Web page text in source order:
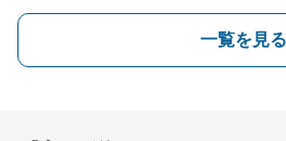
一覧を見る